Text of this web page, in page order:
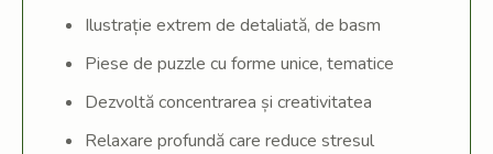
Ilustrație extrem de detaliată, de basm
Piese de puzzle cu forme unice, tematice
Dezvoltă concentrarea și creativitatea
Relaxare profundă care reduce stresul